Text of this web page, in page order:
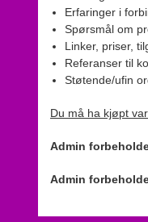
Erfaringer i
Spørsmål om
Linker, priser,
Referanser til
Støtende/ufin
Du må ha kjøpt
Admin
Admin